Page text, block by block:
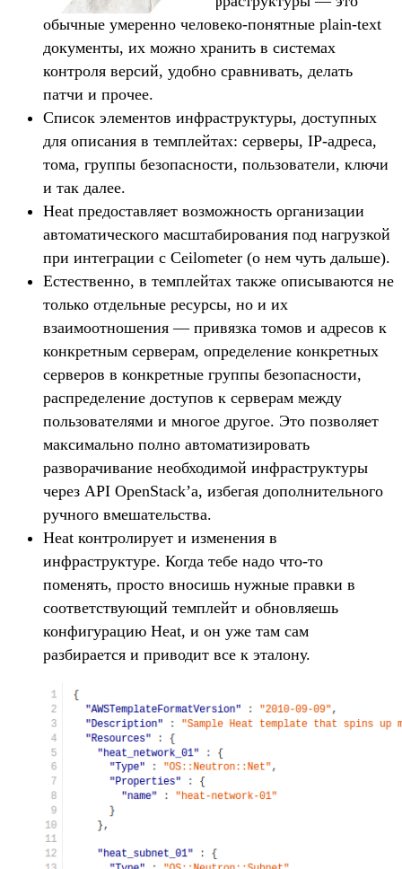
обычные умеренно человеко-понятные plain-text
документы, их можно хранить в системах
контроля версий, удобно сравнивать, делать
патчи и прочее.
Список элементов инфраструктуры, доступных
для описания в темплейтах: серверы, IP-адреса,
тома, группы безопасности, пользователи, ключи
и так далее.
Heat предоставляет возможность организации
автоматического масштабирования под нагрузкой
при интеграции с Ceilometer (о нем чуть дальше).
Естественно, в темплейтах также описываются не
только отдельные ресурсы, но и их
взаимоотношения — привязка томов и адресов к
конкретным серверам, определение конкретных
серверов в конкретные группы безопасности,
распределение доступов к серверам между
пользователями и многое другое. Это позволяет
максимально полно автоматизировать
разворачивание необходимой инфраструктуры
через API OpenStack’а, избегая дополнительного
ручного вмешательства.
Heat контролирует и изменения в
инфраструктуре. Когда тебе надо что-то
поменять, просто вносишь нужные правки в
соответствующий темплейт и обновляешь
конфигурацию Heat, и он уже там сам
разбирается и приводит все к эталону.